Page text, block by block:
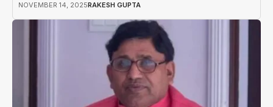
NOVEMBER 14, 2025RAKESH GUPTA